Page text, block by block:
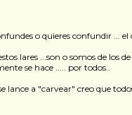
o quieres confundir ...
lares ...son o somos de los
se hace ..... por todos..
lance a "carvear" creo que